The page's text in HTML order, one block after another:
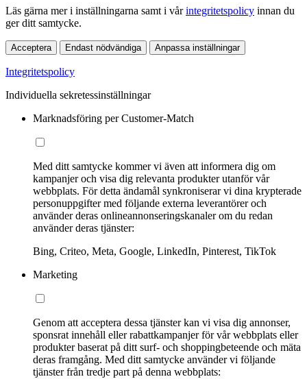
Läs gärna mer i inställningarna samt i vårintegritetspolicy innan du
ger ditt samtycke.
Acceptera Endast nödvändiga Anpassa inställningar
Integritetspolicy
Individuella sekretessinställningar
Marknadsföring per Customer-Match
Med ditt samtycke kommer vi även att informera dig om
kampanjer och visa dig relevanta produkter utanför vår
webbplats. För detta ändamål synkroniserar vi dina krypterade
personuppgifter med följande externa leverantörer och
använder deras onlineannonseringskanaler om du redan
använder deras tjänster:
Bing, Criteo, Meta, Google, LinkedIn, Pinterest, TikTok
Marketing
Genom att acceptera dessa tjänster kan vi visa dig annonser,
sponsrat innehåll eller rabattkampanjer för vår webbplats eller
produkter baserat på ditt surf- och shoppingbeteende och mäta
deras framgång. Med ditt samtycke använder vi följande
tjänster från tredje part på denna webbplats: